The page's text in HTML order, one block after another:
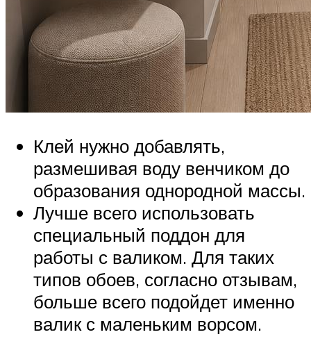
Клей нужно добавлять,
размешивая воду венчиком до
образования однородной массы.
Лучше всего использовать
специальный поддон для
работы с валиком. Для таких
типов обоев, согласно отзывам,
больше всего подойдет именно
валик с маленьким ворсом.